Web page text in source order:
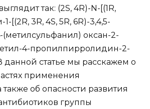
так: (2S, 4R)-N-[(1R,
[(2R, 3R, 4S, 5R, 6R)-3,4,5-
оксан-2-
4-пропилпирролидин-2-
данной статье мы расскажем о
применения
об опасности развития
группы